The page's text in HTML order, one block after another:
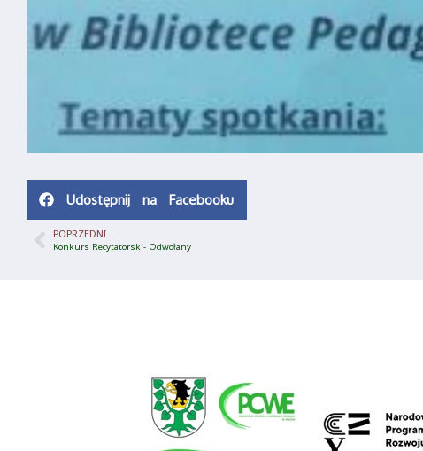
Udostępnij na Facebooku
POPRZEDNI
Konkurs Recytatorski- Odwołany